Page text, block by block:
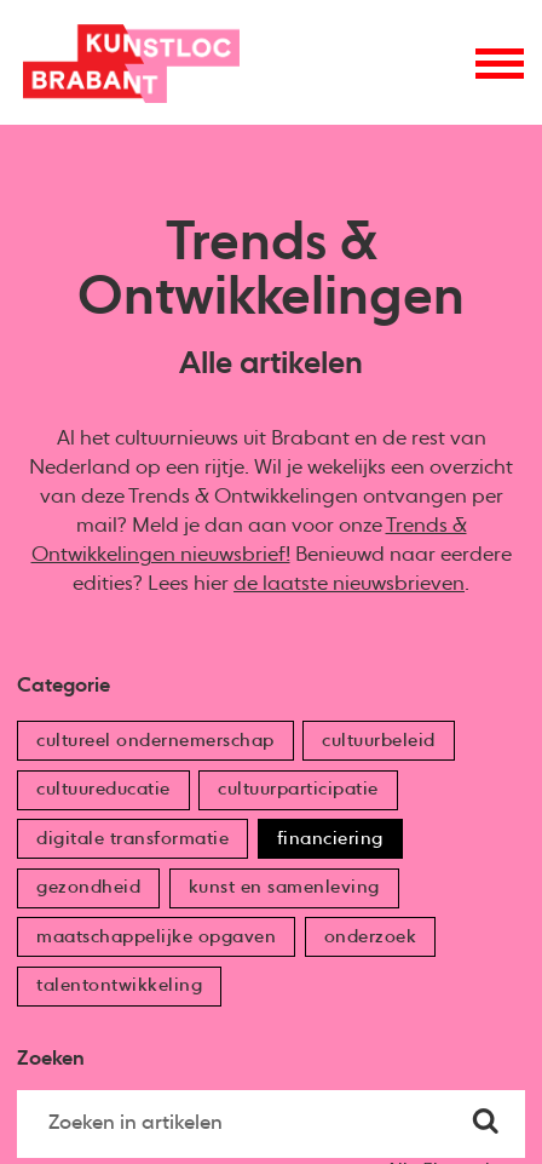
Trends &
Ontwikkelingen
Alle artikelen
Al het cultuurnieuws uit Brabant en de rest van
Nederland op een rijtje. Wil je wekelijks een overzicht
van deze Trends & Ontwikkelingen ontvangen per
mail? Meld je dan aan voor onze
Trends &
Ontwikkelingen nieuwsbrief!Benieuwd naar eerdere
edities? Lees hier de laatste nieuwsbrieven.
Categorie
cultureel ondernemerschap cultuurbeleid
cultuureducatie cultuurparticipatie
digitale transformatie financiering
gezondheid kunst en samenleving
maatschappelijke opgaven onderzoek
talentontwikkeling
Zoeken